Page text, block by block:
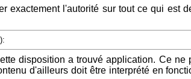
l'autorité sur tout ce qui est
disposition a trouvé application. Ce ne
d'ailleurs doit être interprété en